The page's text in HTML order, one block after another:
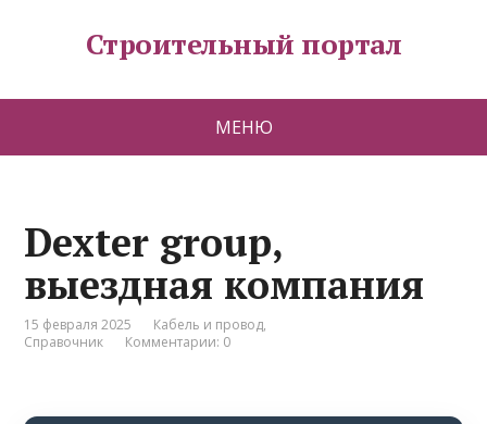
Строительный портал
МЕНЮ
Dexter group,
выездная компания
15 февраля 2025 Кабель и провод,
Справочник
Комментарии: 0